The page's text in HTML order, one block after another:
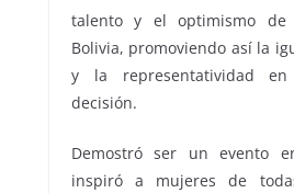
talento y el optimismo de
Bolivia, promoviendo así la
y la representatividad
decisión.
Demostró ser un evento
inspiró a mujeres de